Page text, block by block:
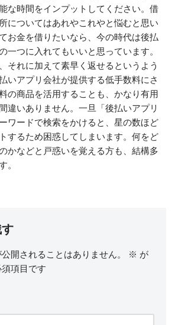
な時間をインプットしてください。借
についてはあれやこれやと悩むと思い
お金を借りたいなら、今の時代は後払
一つに入れてもいいと思っています。
それに加えて素早く返せるというよう
いアプリ会社が提供する低手数料にさ
の商品を活用することも、かなり有用
違いありません。一旦「後払いアプリ
ワードで検索をかけると、星の数ほど
するため困惑してしまいます。何をど
かなどと戸惑いを覚える方も、結構多
。
開されることはありません。 ※ が
項目です